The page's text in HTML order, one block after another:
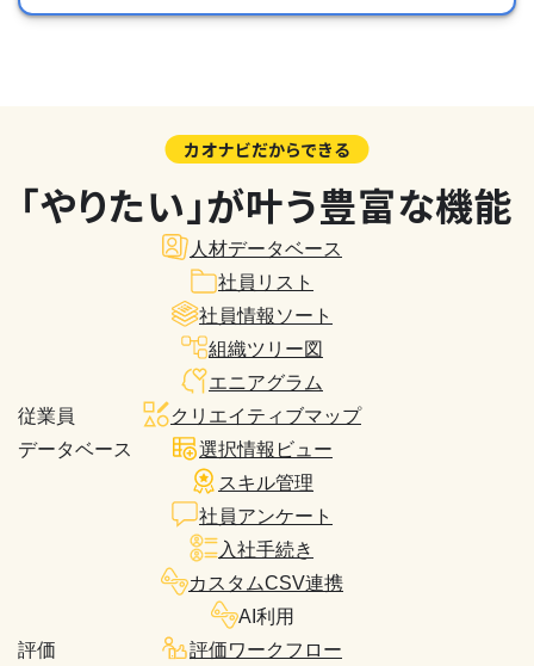
カオナビだからできる
「やりたい」が叶う豊富な機能
従業員
データベース
人材データベース
社員リスト
社員情報ソート
組織ツリー図
エニアグラム
クリエイティブマップ
選択情報ビュー
スキル管理
社員アンケート
入社手続き
カスタムCSV連携
AI利用
評価
評価ワークフロー